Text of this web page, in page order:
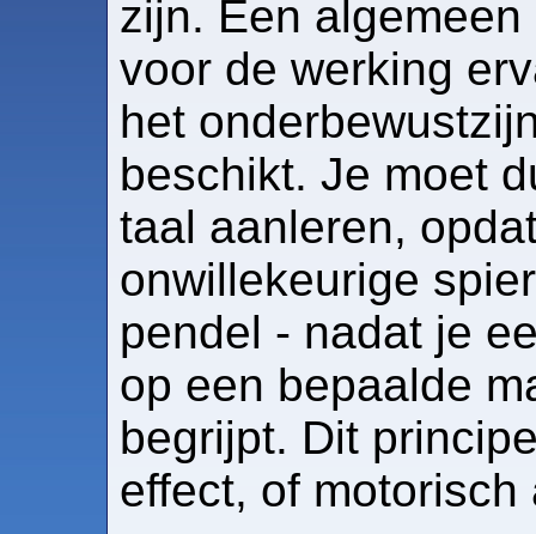
zijn. Een
voor de werking
het
beschikt. Je moet
taal aanleren,
onwillekeurige
pendel - nadat je
op een bepaalde
begrijpt. Dit
effect, of